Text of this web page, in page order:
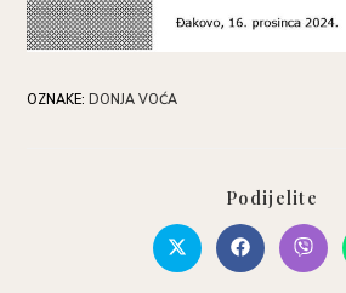
OZNAKE:DONJA VOĆA
Podijelite